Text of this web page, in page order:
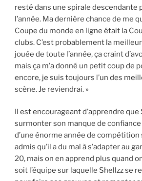
resté dans une spirale descendante
l’année. Ma dernière chance de me
Coupe du monde en ligne était la
clubs. C’est probablement la
jouée de toute l’année, ça craint
mais ça m’a donné un petit coup de
encore, je suis toujours l’un des
scène. Je reviendrai. »
Il est encourageant d’apprendre que
surmonter son manque de confiance
d’une énorme année de compétition
admis qu’il a du mal à s’adapter au
20, mais on en apprend plus quand
soit l’équipe sur laquelle Shellzz se